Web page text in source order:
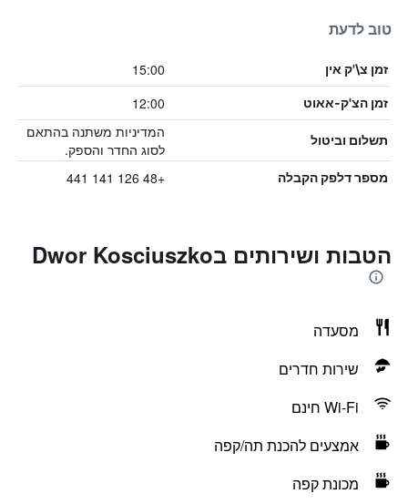
טוב לדעת
זמן צ\'ק אין 15:00
זמן הצ'ק-אאוט 12:00
תשלום וביטול
המדיניות משתנה בהתאם
לסוג החדר והספק.
מספר דלפק הקבלה +48 126 141 441
הטבות ושירותים בDwor Kosciuszko
מסעדה
שירות חדרים
Wi-Fi חינם
אמצעים להכנת תה/קפה
מכונת קפה